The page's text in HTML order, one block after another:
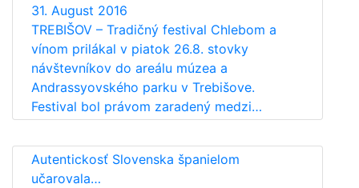
31. August 2016
TREBIŠOV – Tradičný festival Chlebom a
vínom prilákal v piatok 26.8. stovky
návštevníkov do areálu múzea a
Andrassyovského parku v Trebišove.
Festival bol právom zaradený medzi…
Autentickosť Slovenska španielom
učarovala…